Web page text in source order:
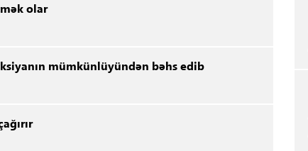
olar
mümkünlüyündən bəhs edib